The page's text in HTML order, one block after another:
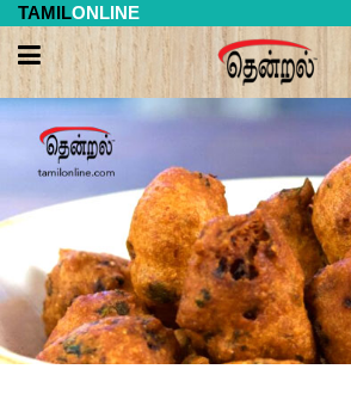
TAMILONLINE